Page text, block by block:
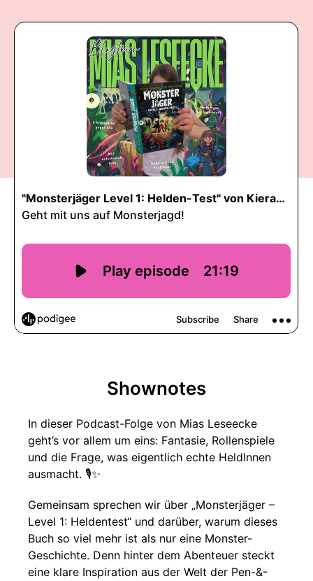
Shownotes
In dieser Podcast-Folge von Mias Leseecke
geht’s vor allem um eins: Fantasie, Rollenspiele
und die Frage, was eigentlich echte HeldInnen
ausmacht. 🎙️✨
Gemeinsam sprechen wir über „Monsterjäger –
Level 1: Heldentest“ und darüber, warum dieses
Buch so viel mehr ist als nur eine Monster-
Geschichte. Denn hinter dem Abenteuer steckt
eine klare Inspiration aus der Welt der Pen-&-